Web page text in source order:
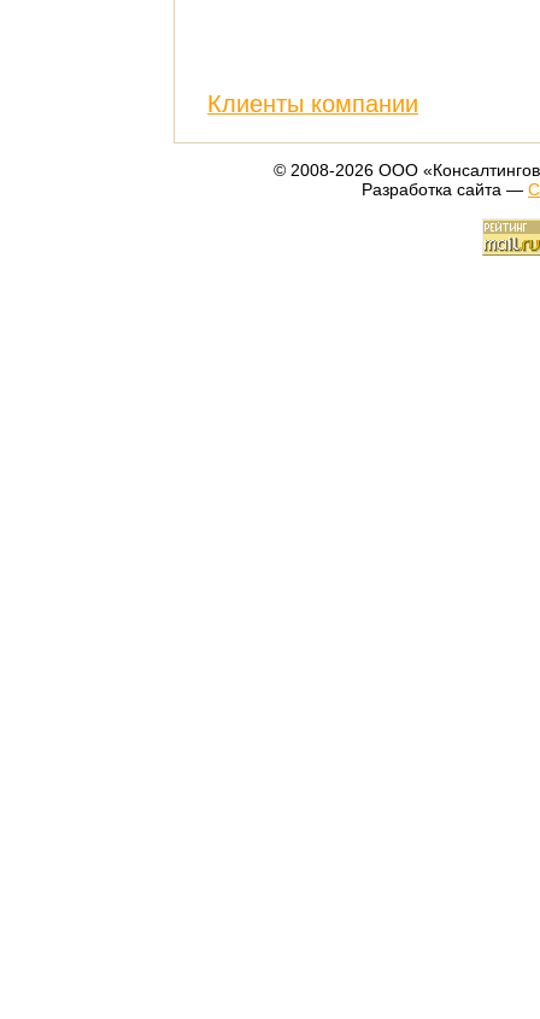
Клиенты компании
© 2008-2026 ООО
Разработка сайта —